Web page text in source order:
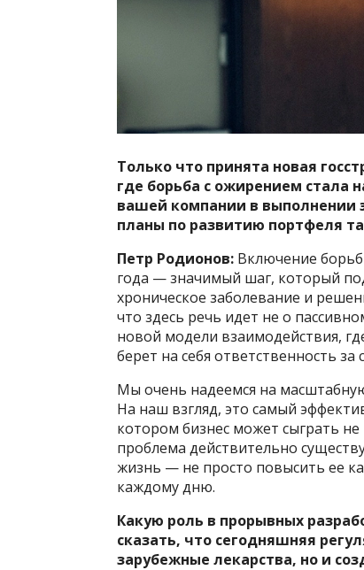
Только что принята новая
где борьба с ожирением стала
вашей компании в выполнении
планы по развитию портфеля
Петр Родионов: Включение
года — значимый шаг, который
хроническое заболевание и
что здесь речь идет не о
новой модели взаимодействия,
берет на себя ответственность за
Мы очень надеемся на
На наш взгляд, это самый
котором бизнес может сыграть
проблема действительно
жизнь — не просто повысить ее
каждому дню.
Какую роль в прорывных
сказать, что сегодняшняя
зарубежные лекарства, но и